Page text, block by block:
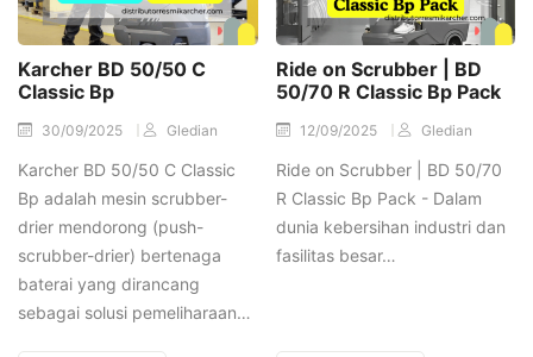
Karcher BD 50/50 C
Classic Bp
30/09/2025 Gledian
Karcher BD 50/50 C Classic
Bp adalah mesin scrubber-
drier mendorong (push-
scrubber-drier) bertenaga
baterai yang dirancang
sebagai solusi pemeliharaan…
Ride on Scrubber | BD
50/70 R Classic Bp Pack
12/09/2025 Gledian
Ride on Scrubber | BD 50/70
R Classic Bp Pack - Dalam
dunia kebersihan industri dan
fasilitas besar…